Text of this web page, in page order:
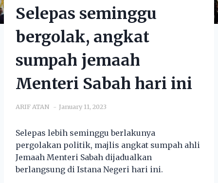
Selepas seminggu
bergolak, angkat
sumpah jemaah
Menteri Sabah hari ini
ARIF ATAN January 11, 2023
Selepas lebih seminggu berlakunya
pergolakan politik, majlis angkat sumpah ahli
Jemaah Menteri Sabah dijadualkan
berlangsung di Istana Negeri hari ini.